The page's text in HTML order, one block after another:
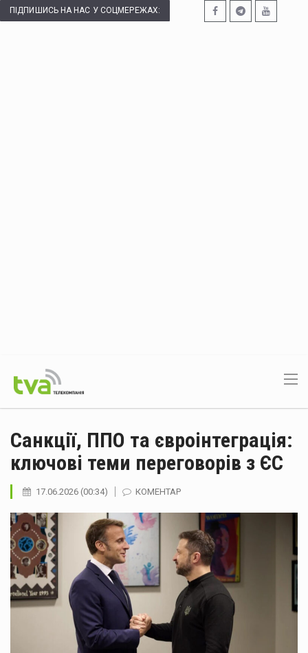
ПІДПИШИСЬ НА НАС У СОЦМЕРЕЖАХ:
Санкції, ППО та євроінтеграція:
ключові теми переговорів з ЄС
17.06.2026 (00:34) КОМЕНТАР